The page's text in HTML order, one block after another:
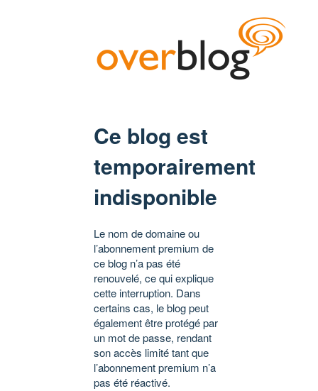
Ce blog est
temporairement
indisponible
Le nom de domaine ou
l’abonnement premium de
ce blog n’a pas été
renouvelé, ce qui explique
cette interruption. Dans
certains cas, le blog peut
également être protégé par
un mot de passe, rendant
son accès limité tant que
l’abonnement premium n’a
pas été réactivé.